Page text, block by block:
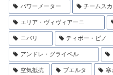
パワーメーター チームスカ
エリア・ヴィヴィアーニ
ニバリ ティボー・ピノ
アンドレ・グライペル
空気抵抗 ブエルタ 寒